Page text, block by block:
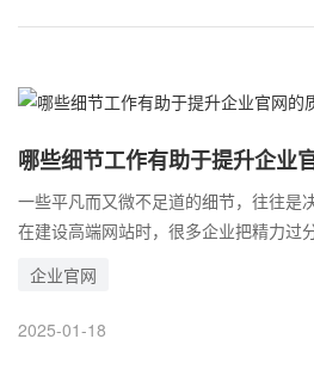
用户不俗的浏览体验。如果企业网站非
提升高端网站的质量和水准?
哪些细节工作有助于提升企业
一些平凡而又微不足道的细节，往往是
在建设高端网站时，很多企业把精力过
产生影响。 以网址为例，很多企业会觉
为了节省预算而选择特别便宜的。但其
企业官网
2025-01-18